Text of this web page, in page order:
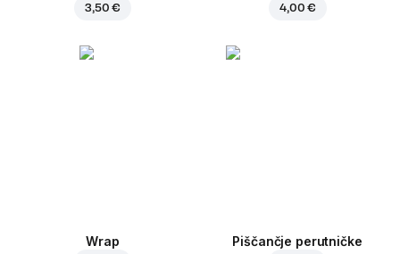
3,50 € 4,00 €
Wrap Piščančje perutničke